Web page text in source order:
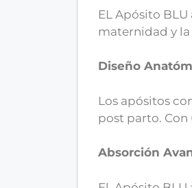
EL Apósito
maternidad y
Diseño
Los apósitos
post parto.
Absorción